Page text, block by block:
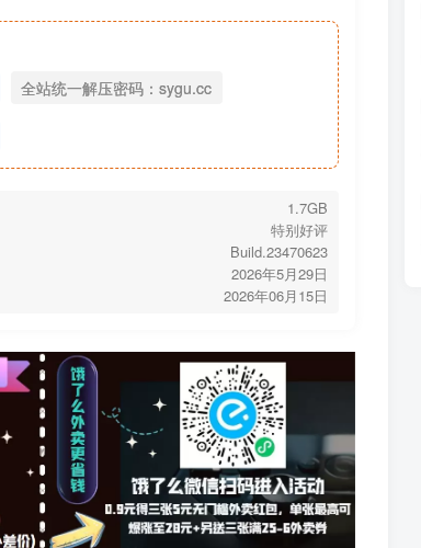
全站统一解压密码：sygu.cc
1.7GB
特别好评
Build.23470623
2026年5月29日
2026年06月15日